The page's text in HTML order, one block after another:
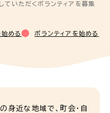
いただくボランティアを募集
始める ボランティアを始める
身近な地域で、町会・自